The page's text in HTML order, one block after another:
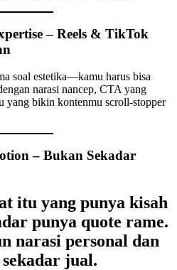
– Reels & TikTok
soal estetika—kamu harus bisa
narasi nancep, CTA yang
yang bikin kontenmu scroll-stopper
– Bukan Sekadar
itu yang punya kisah
punya quote rame.
narasi personal dan
jual.